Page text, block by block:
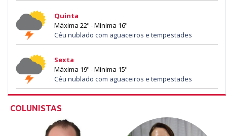
Quinta
Máxima 22º - Mínima 16º
Céu nublado com aguaceiros e tempestades
Sexta
Máxima 19º - Mínima 15º
Céu nublado com aguaceiros e tempestades
COLUNISTAS